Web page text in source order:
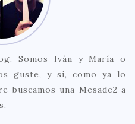
Somos Iván y María o
guste, y sí, como ya lo
buscamos una Mesade2 a